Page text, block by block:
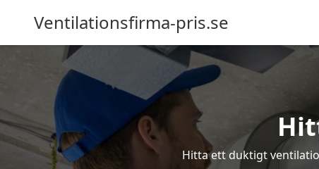
Ventilationsfirma-pris.se
Hitta ett duktigt